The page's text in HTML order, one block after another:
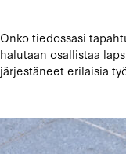
Onko tiedossasi
halutaan osallistaa
järjestäneet erilaisia